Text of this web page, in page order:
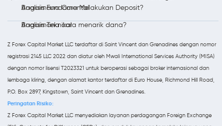
Analisis Fundamental
Analisis Teknikal
Bagaimana Cara Melakukan Deposit?
Bagaimana cara menarik dana?
Z Forex Capital Market LLC terdaftar di Saint Vincent dan Grenadines dengan nomor
registrasi 2145 LLC 2022 dan diatur oleh Mwali International Services Authority (MISA)
dengan nomor lisensi T2023321 untuk beroperasi sebagai broker internasional dan
lembaga kliring, dengan alamat kantor terdaftar di Euro House, Richmond Hill Road,
P.O. Box 2897, Kingstown, Saint Vincent dan Grenadines.
Peringatan Risiko:
Z Forex Capital Market LLC menyediakan layanan perdagangan Foreign Exchange